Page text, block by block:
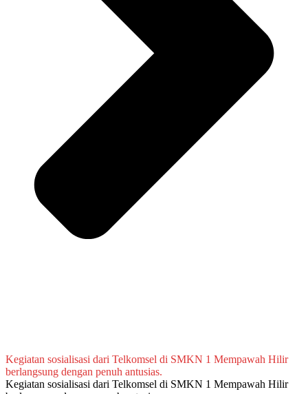
Kegiatan sosialisasi dari Telkomsel di SMKN 1 Mempawah Hilir
berlangsung dengan penuh antusias.
Kegiatan sosialisasi dari Telkomsel di SMKN 1 Mempawah Hilir